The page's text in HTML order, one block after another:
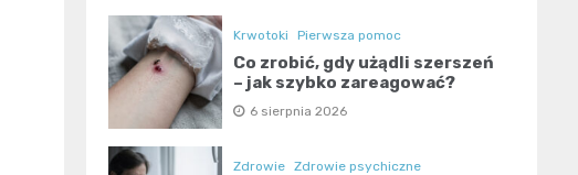
Krwotoki Pierwsza pomoc
Co zrobić, gdy użądli szerszeń
– jak szybko zareagować?
6 sierpnia 2026
Zdrowie Zdrowie psychiczne